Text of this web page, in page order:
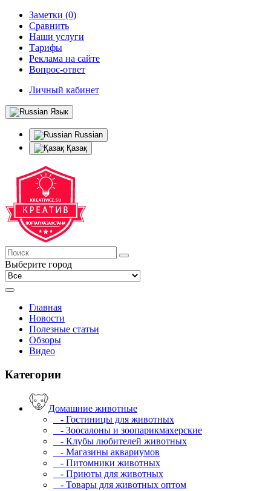
Заметки (0)
Сравнить
Наши услуги
Тарифы
Реклама на сайте
Вопрос-ответ
Личный кабинет
Язык
Russian
Қазақ
Выберите город
Главная
Новости
Полезные статьи
Обзоры
Видео
Категории
Домашние животные
- Гостиницы для животных
- Зоосалоны и зоопарикмахерские
- Клубы любителей животных
- Магазины аквариумов
- Питомники животных
- Приюты для животных
- Товары для животных оптом